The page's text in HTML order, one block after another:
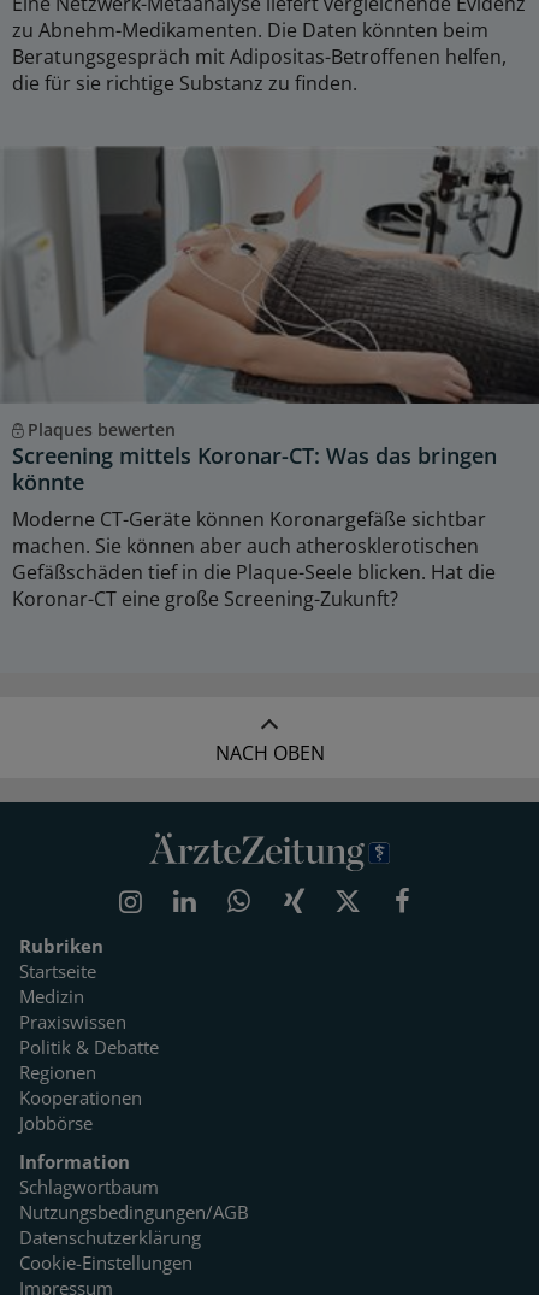
zu Abnehm-Medikamenten. Die Daten könnten beim
Beratungsgespräch mit Adipositas-Betroffenen helfen,
die für sie richtige Substanz zu finden.
Plaques bewerten
Screening mittels Koronar-CT: Was das bringen
könnte
Moderne CT-Geräte können Koronargefäße sichtbar
machen. Sie können aber auch atherosklerotischen
Gefäßschäden tief in die Plaque-Seele blicken. Hat die
Koronar-CT eine große Screening-Zukunft?
NACH OBEN
Rubriken
Startseite
Medizin
Praxiswissen
Politik & Debatte
Regionen
Kooperationen
Jobbörse
Information
Schlagwortbaum
Nutzungsbedingungen/AGB
Datenschutzerklärung
Cookie-Einstellungen
Impressum